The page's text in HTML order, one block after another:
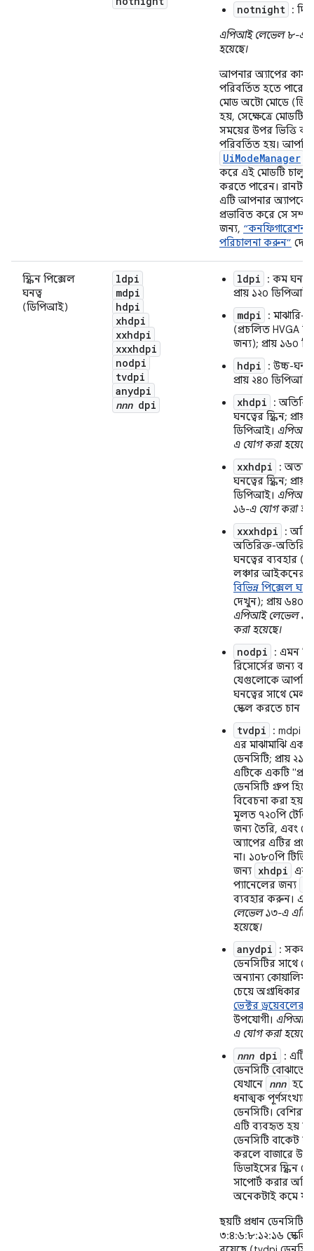
notnight :
এপিআই লেভেল ৮-এ
হয়েছে।
আপনার অ্যাপের
পরিবর্তিত হতে পারে,
মোড অটো মোডে
হয়, সেক্ষেত্রে মোডটি
সময়ের উপর ভিত্তি
পরিবর্তিত হয়। আপনি
UiModeManager
করে এই মোডটি চালু
করতে পারেন।
এটি আপনার অ্যাপকে
প্রভাবিত করে সে
জন্য, “কনফিগারেশন
পরিচালনা করুন”
স্ক্রিন পিক্সেল
ঘনত্ব
(ডিপিআই)
ldpi
mdpi
hdpi
xhdpi
xxhdpi
xxxhdpi
nodpi
tvdpi
anydpi
nnndpi
ldpi
: কম
প্রায় ১২০ ডিপিআই।
mdpi
: মাঝারি-
(প্রচলিত HVGA
জন্য); প্রায় ১৬০
hdpi
: উচ্চ-
প্রায় ২৪০ ডিপিআই।
xhdpi
:
ঘনত্বের স্ক্রিন; প্রায়
ডিপিআই। এপিআই
এ যোগ করা হয়েছে।
xxhdpi
:
ঘনত্বের স্ক্রিন; প্রায়
ডিপিআই। এপিআই
১৬-এ যোগ করা
xxxhdpi
:
অতিরিক্ত-
ঘনত্বের ব্যবহার
লঞ্চার আইকনের
বিভিন্ন পিক্সেল
দেখুন); প্রায় ৬৪০
এপিআই লেভেল
করা হয়েছে।
nodpi
: এমন
রিসোর্সের জন্য
যেগুলোকে আপনি
ঘনত্বের সাথে
স্কেল করতে চান
tvdpi
: mdpi
এর মাঝামাঝি একটি
ডেনসিটি; প্রায়
এটিকে একটি
ডেনসিটি গ্রুপ
বিবেচনা করা হয়
মূলত ৭২০পি
জন্য তৈরি, এবং
অ্যাপের এটির
না। ১০৮০পি টিভি
জন্য xhdpi এবং
প্যানেলের জন্য
ব্যবহার করুন।
লেভেল ১৩-এ এটি
হয়েছে।
anydpi
: সকল
ডেনসিটির সাথে
অন্যান্য
চেয়ে অগ্রাধিকার
ভেক্টর ড্রয়েবলের
উপযোগী। এপিআই
এ যোগ করা হয়েছে।
nnndpi
: এটি
ডেনসিটি বোঝাতে
যেখানে nnn হলো
ধনাত্মক পূর্ণসংখ্যা
ডেনসিটি।
এটি ব্যবহৃত হয় না।
ডেনসিটি বাকেট
করলে বাজারে
ডিভাইসের স্ক্রিন
সাপোর্ট করার
অনেকটাই কমে
ছয়টি প্রধান ডেনসিটির
৩:৪:৬:৮:১২:১৬